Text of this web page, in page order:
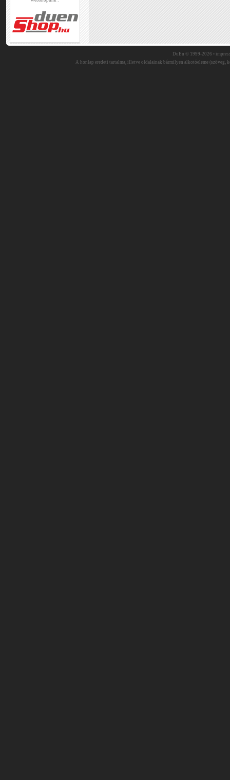
DuEn © 1999-2026 •
A honlap eredeti tartalma, illetve oldalainak bármilyen alkotóeleme (szöveg,